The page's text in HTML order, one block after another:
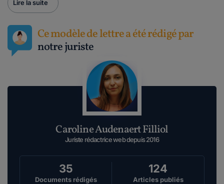
Lire la suite
Ce modèle de lettre a été rédigé par
notre juriste
Caroline Audenaert Filliol
Juriste rédactrice web depuis 2016
35
Documents rédigés
124
Articles publiés